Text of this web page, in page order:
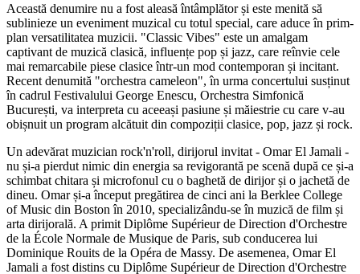
Această denumire nu a fost aleasă întâmplător și este menită să
sublinieze un eveniment muzical cu totul special, care aduce în prim-
plan versatilitatea muzicii. "Classic Vibes" este un amalgam
captivant de muzică clasică, influențe pop și jazz, care reînvie cele
mai remarcabile piese clasice într-un mod contemporan și incitant.
Recent denumită "orchestra cameleon", în urma concertului susținut
în cadrul Festivalului George Enescu, Orchestra Simfonică
București, va interpreta cu aceeași pasiune și măiestrie cu care v-au
obișnuit un program alcătuit din compoziții clasice, pop, jazz și rock.
Un adevărat muzician rock'n'roll, dirijorul invitat - Omar El Jamali -
nu și-a pierdut nimic din energia sa revigorantă pe scenă după ce și-a
schimbat chitara și microfonul cu o baghetă de dirijor și o jachetă de
dineu. Omar și-a început pregătirea de cinci ani la Berklee College
of Music din Boston în 2010, specializându-se în muzică de film și
arta dirijorală. A primit Diplôme Supérieur de Direction d'Orchestre
de la École Normale de Musique de Paris, sub conducerea lui
Dominique Rouits de la Opéra de Massy. De asemenea, Omar El
Jamali a fost distins cu Diplôme Supérieur de Direction d'Orchestre